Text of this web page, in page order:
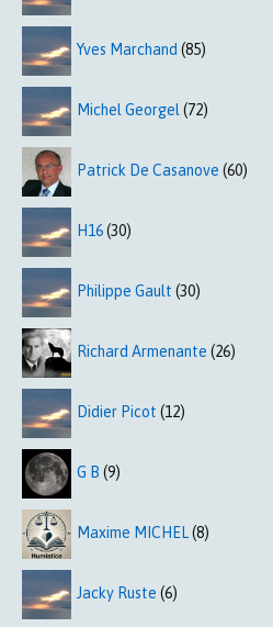
Yves Marchand (85)
Michel Georgel (72)
Patrick De Casanove (60)
H16(30)
Philippe Gault (30)
Richard Armenante (26)
Didier Picot (12)
G B (9)
Maxime MICHEL(8)
Jacky Ruste (6)